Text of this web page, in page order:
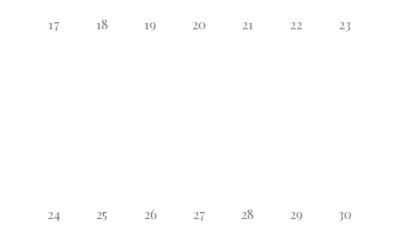
17 18 19 20 21 22 23
24 25 26 27 28 29 30